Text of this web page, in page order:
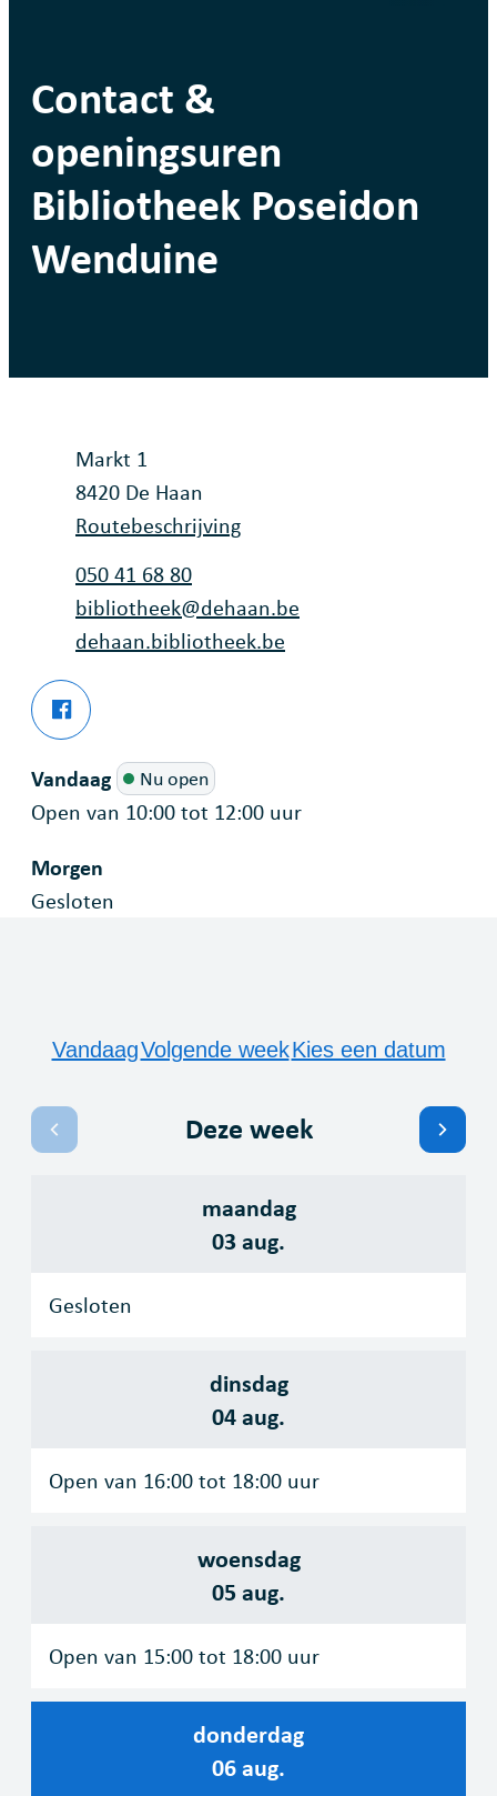
Contact &
openingsuren
Bibliotheek Poseidon
Wenduine
Contact
AdresMarkt 1
,8420 De Haan
Routebeschrijving
050 41 68 80
E-mailbibliotheek@dehaan.be
Websitedehaan.bibliotheek.be
Facebook
Vandaag
Nu open
Open van 10:00tot 12:00 uur
Morgen
Gesloten
Openingsuren
VandaagVolgende weekKies een datum
Deze week
Bekijk openingsuren van de week hiervoor
maandag
03 aug.
Gesloten
dinsdag
04 aug.
Open van 16:00tot 18:00 uur
woensdag
05 aug.
Open van 15:00tot 18:00 uur
donderdag
06 aug.